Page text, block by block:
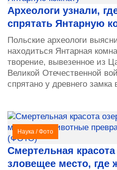
Археологи узнали,
спрятать Янтарную
Польские археологи
находиться Янтарная
творение, вывезенное из
Великой Отечественной
спрятано у древнего замка
Наука /Фото
Смертельная
зловещее место, где